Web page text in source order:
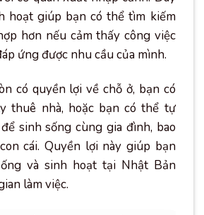
hoạt giúp bạn có thể tìm kiếm
hơn nếu cảm thấy công việc
ứng được nhu cầu của mình.
có quyền lợi về chỗ ở, bạn có
thuê nhà, hoặc bạn có thể tự
sinh sống cùng gia đình, bao
cái. Quyền lợi này giúp bạn
và sinh hoạt tại Nhật Bản
làm việc.